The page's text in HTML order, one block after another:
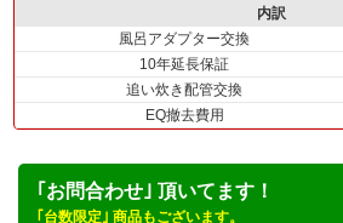
内訳
風呂アダプター交換
10年延長保証
追い炊き配管交換
EQ撤去費用
｢お問合わせ｣ 頂いてます！
｢台数限定｣ 商品もございます。